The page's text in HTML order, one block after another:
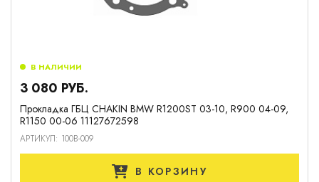
Прокладка ГБЦ CHAKIN BMW R1200ST 03-10, R900 04-09,
R1150 00-06 11127672598
АРТИКУЛ: 100B-009
В НАЛИЧИИ
3 080 РУБ.
В КОРЗИНУ